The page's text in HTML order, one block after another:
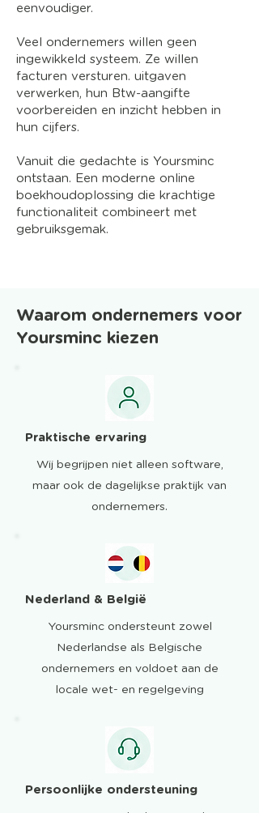
eenvoudiger.
Veel ondernemers willen geen
ingewikkeld systeem. Ze willen
facturen versturen. uitgaven
verwerken, hun Btw-aangifte
voorbereiden en inzicht hebben in
hun cijfers.
Vanuit die gedachte is Yoursminc
ontstaan. Een moderne online
boekhoudoplossing die krachtige
functionaliteit combineert met
gebruiksgemak.
Waarom ondernemers voor
Yoursminc kiezen
Praktische ervaring
Wij begrijpen niet alleen software,
maar ook de dagelijkse praktijk van
ondernemers.
Nederland & België
Yoursminc ondersteunt zowel
Nederlandse als Belgische
ondernemers en voldoet aan de
locale wet- en regelgeving
Persoonlijke ondersteuning